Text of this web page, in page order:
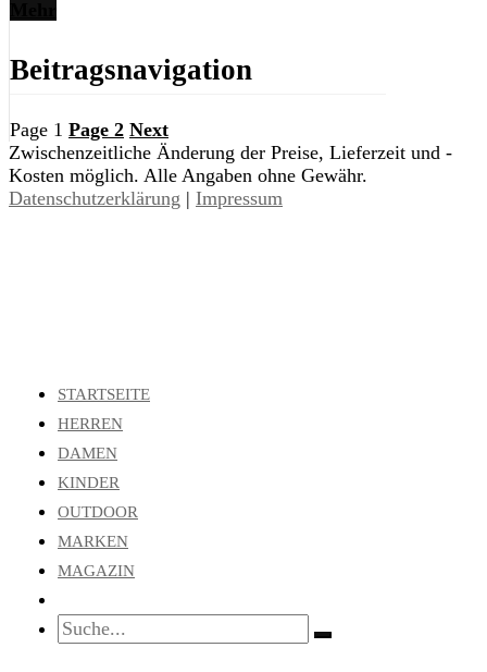
Beitragsnavigation
Page 1 Page 2 Next
Zwischenzeitliche Änderung der Preise, Lieferzeit und -
Kosten möglich. Alle Angaben ohne Gewähr.
Datenschutzerklärung | Impressum
STARTSEITE
HERREN
DAMEN
KINDER
OUTDOOR
MARKEN
MAGAZIN